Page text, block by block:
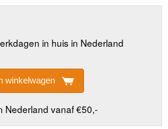
in huis in Nederland
winkelwagen
Nederland vanaf €50,-